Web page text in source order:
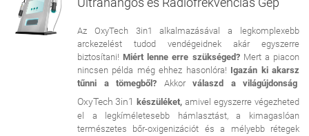
Az OxyTech 3in1 alkalmazásával a legkomplexebb
arckezelést tudod vendégeidnek akár egyszerre
biztosítani!Miért lenne erre szükséged?Mert a piacon
nincsen példa még ehhez hasonlóra! Igazán ki akarsz
tűnni a tömegből? Akkorválaszd a világújdonság
OxyTech 3in1 készüléket, amivel egyszerre végezheted
el a legkíméletesebb hámlasztást, a kimagaslóan
természetes bőr-oxigenizációt és a mélyebb rétegek